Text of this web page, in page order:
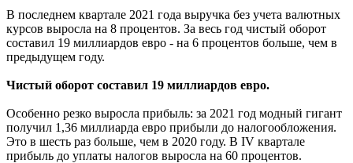
В последнем квартале 2021 года выручка без учета валютных
курсов выросла на 8 процентов. За весь год чистый оборот
составил 19 миллиардов евро - на 6 процентов больше, чем в
предыдущем году.
Чистый оборот составил 19 миллиардов евро.
Особенно резко выросла прибыль: за 2021 год модный гигант
получил 1,36 миллиарда евро прибыли до налогообложения.
Это в шесть раз больше, чем в 2020 году. В IV квартале
прибыль до уплаты налогов выросла на 60 процентов.